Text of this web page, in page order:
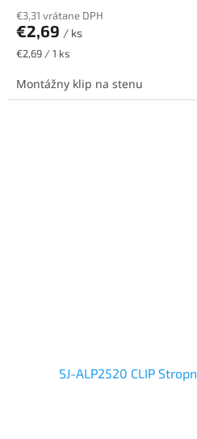
€3,31 vrátane DPH
€2,69 / ks
Jednotková
€2,69 / 1 ks
Montážny klip na stenu
SJ-ALP2520 CLIP